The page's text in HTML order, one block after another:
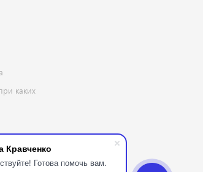
Кравченко
Готова помочь вам.
каких